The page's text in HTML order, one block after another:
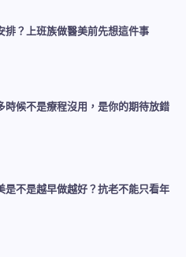
排？上班族做醫美前先想這件事
時候不是療程沒用，是你的期待放錯
是不是越早做越好？抗老不能只看年